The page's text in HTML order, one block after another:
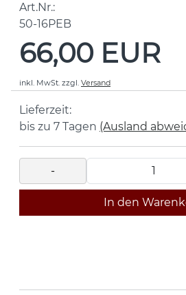
Art.Nr.:
50-16PEB
66,00 EUR
inkl. MwSt. zzgl. Versand
Lieferzeit:
bis zu 7 Tagen (Ausland
-
In den